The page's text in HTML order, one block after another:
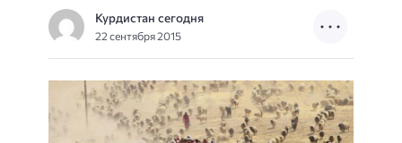
Курдистан сегодня
22 сентября 2015